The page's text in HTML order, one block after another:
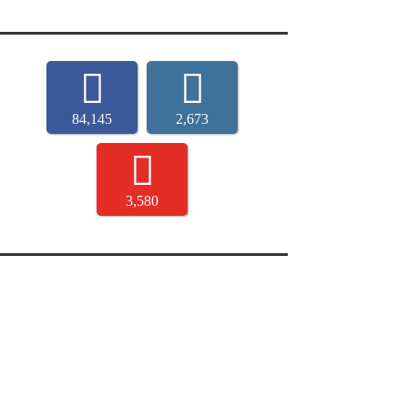
84,145 2,673
3,580